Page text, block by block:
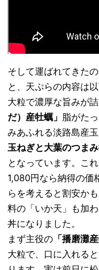
そして運ばれてきた
と、天ぷらの内容は以
大粒で濃厚な旨みが
だ）産牡蠣」 脂がた
みあふれる淡路島産
玉ねぎと大葉のつまみ
となっています。こ
1,080円なら納得の価
らを考えると割安か
料の「いか天」も加
丼になりました。
まず主役の 「播磨灘
大粒で、口に入れる